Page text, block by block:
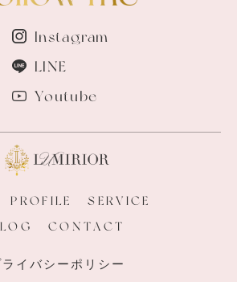
Instagram
LINE
Youtube
PROFILE
SERVICE
CONTACT
ライバシーポリシー